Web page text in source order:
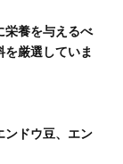
栄養を与えるべ
厳選していま
ンドウ豆、エン